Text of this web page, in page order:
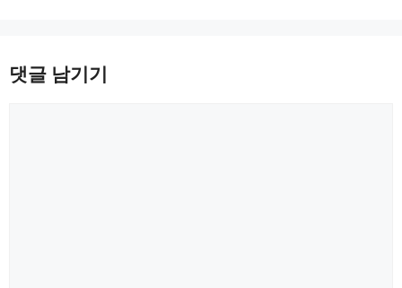
댓글 남기기